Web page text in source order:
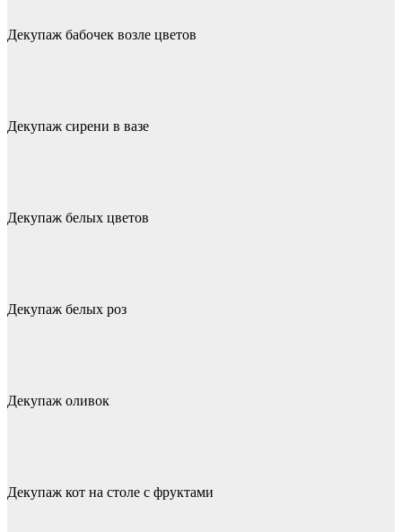
Декупаж бабочек возле цветов
Декупаж сирени в вазе
Декупаж белых цветов
Декупаж белых роз
Декупаж оливок
Декупаж кот на столе с фруктами